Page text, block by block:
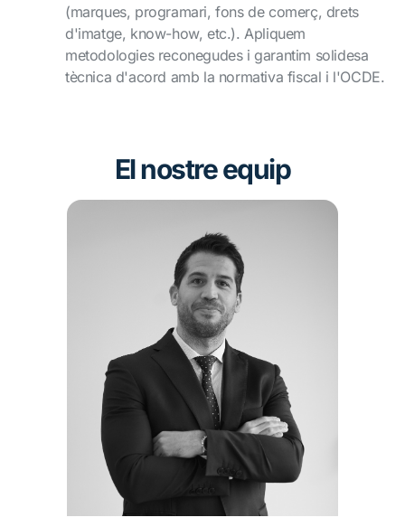
(marques, programari, fons de comerç, drets
d'imatge, know-how, etc.). Apliquem
metodologies reconegudes i garantim solidesa
tècnica d'acord amb la normativa fiscal i l'OCDE.
El nostre equip